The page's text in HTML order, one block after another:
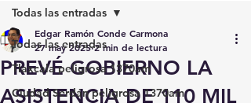
Todas las entradas
Tlaxcala peligrosa 1370am
Ciudad Serdán peligrosa 1370am
Todas las entradas
PREVÉ GOBIERNO LA
ASISTENCIA DE 110 MIL
Edgar Ramón Conde Carmona
27 may 2025 2 min de lectura